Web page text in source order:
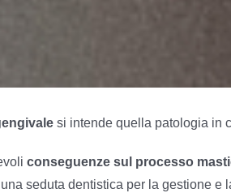
si intende quella patologia in
conseguenze sul processo
seduta dentistica per la gestione